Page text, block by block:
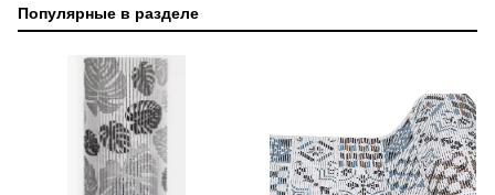
Популярные в разделе